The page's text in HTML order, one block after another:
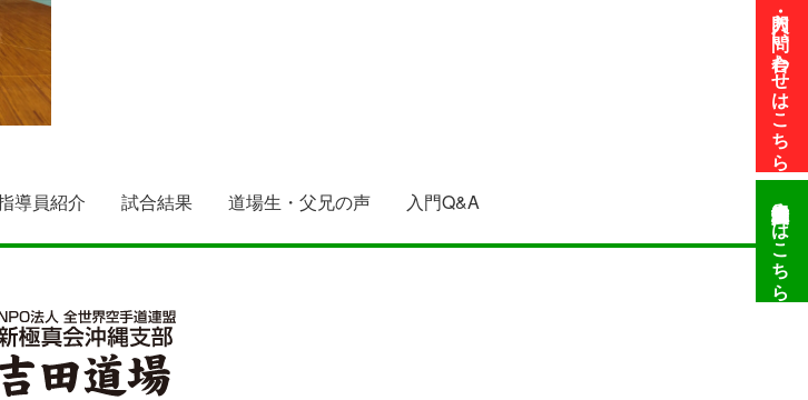
導員紹介 試合結果 道場生・父兄の声 入門Q&A
入門・お問い合わせは
こちら
申込みはこちら